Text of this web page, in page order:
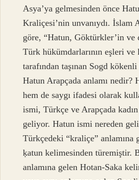
Asya’ya gelmesinden önce
Kraliçesi’nin unvanıydı. İslam
göre, “Hatun, Göktürkler’in ve
Türk hükümdarlarının eşleri ve
tarafından taşınan Sogd
Hatun Arapçada anlamı nedir?
hem de saygı ifadesi olarak
ismi, Türkçe ve Arapçada kadın
geliyor. Hatun ismi nereden
Türkçedeki “kraliçe” anlamına
ḳatun kelimesinden türemiştir.
anlamına gelen Hotan-Saka